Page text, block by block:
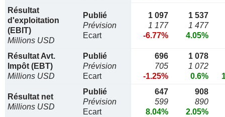
Résultat
d'exploitation
(EBIT)
Millions USD
Publié
Prévision
Ecart
1 097
1 177
-6.77%
1 537
1 477
4.05%
Résultat Avt.
Impôt (EBT)
Millions USD
Publié
Prévision
Ecart
696
705
-1.25%
1 078
1 072
0.6%
Résultat net
Millions USD
Publié
Prévision
Ecart
647
599
8.04%
908
890
2.05%